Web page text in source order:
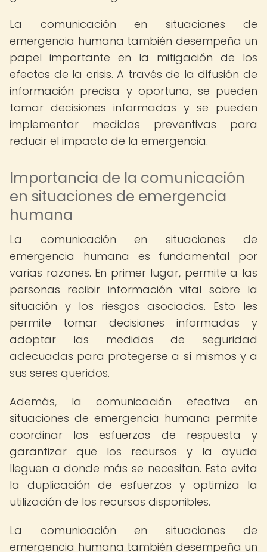
La comunicación en situaciones de
emergencia humana también desempeña un
papel importante en la mitigación de los
efectos de la crisis. A través de la difusión de
información precisa y oportuna, se pueden
tomar decisiones informadas y se pueden
implementar medidas preventivas para
reducir el impacto de la emergencia.
Importancia de la comunicación
en situaciones de emergencia
humana
La comunicación en situaciones de
emergencia humana es fundamental por
varias razones. En primer lugar, permite a las
personas recibir información vital sobre la
situación y los riesgos asociados. Esto les
permite tomar decisiones informadas y
adoptar las medidas de seguridad
adecuadas para protegerse a sí mismos y a
sus seres queridos.
Además, la comunicación efectiva en
situaciones de emergencia humana permite
coordinar los esfuerzos de respuesta y
garantizar que los recursos y la ayuda
lleguen a donde más se necesitan. Esto evita
la duplicación de esfuerzos y optimiza la
utilización de los recursos disponibles.
La comunicación en situaciones de
emergencia humana también desempeña un